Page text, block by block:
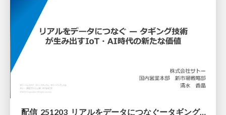
_配信_251203_リアルをデータにつなぐータギング技術が生み出すIoT_AI時代の新たな価値_AIxIoTビジネス共創ラボ_.pdf